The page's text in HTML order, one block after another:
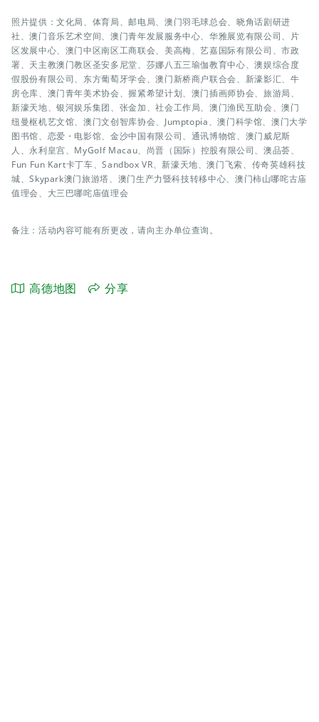
照片提供：文化局、体育局、邮电局、澳门羽毛球总会、晓角话剧研进
社、澳门音乐艺术空间、澳门青年发展服务中心、华雅展览有限公司、片
区发展中心、澳门中区南区工商联会、美高梅、艺嘉国际有限公司、市政
署、天主教澳门教区圣安多尼堂、莎娜八五三瑜伽教育中心、澳娱综合度
假股份有限公司、东方葡萄牙学会、澳门新桥商户联合会、新濠影汇、牛
房仓库、澳门青年美术协会、握紧希望计划、澳门插画师协会、旅游局、
新濠天地、银河娱乐集团、张金加、社会工作局、澳门渔民互助会、澳门
纽曼枢机艺文馆、澳门文创智库协会、Jumptopia、澳门科学馆、澳门大学
图书馆、恋爱・电影馆、金沙中国有限公司、通讯博物馆、澳门威尼斯
人、永利皇宫、MyGolf Macau、尚晋（国际）控股有限公司、澳品荟、
Fun Fun Kart卡丁车、Sandbox VR、新濠天地、澳门飞索、传奇英雄科技
城、Skypark澳门旅游塔、澳门生产力暨科技转移中心、澳门柿山哪咤古庙
值理会、大三巴哪咤庙值理会
备注：活动内容可能有所更改，请向主办单位查询。
高德地图 分享